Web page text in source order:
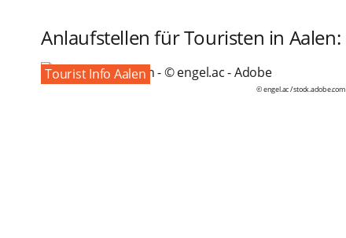
Anlaufstellen für Touristen in Aalen:
Tourist Info Aalen
© engel.ac /stock.adobe.com